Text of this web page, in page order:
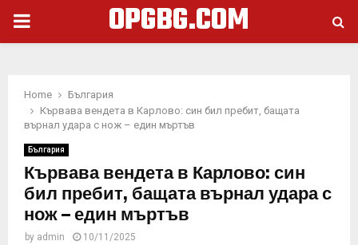
PRIMARY
OPGBG.COM
Home
България
Кървава вендета в Карлово: син бил пребит, бащата
върнал удара с нож – един мъртъв
България
Кървава вендета в Карлово: син
бил пребит, бащата върнал удара с
нож – един мъртъв
by admin 10/11/2025